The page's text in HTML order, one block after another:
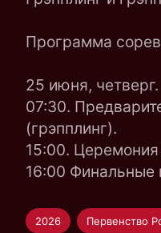
Программа
25 июня, четверг.
07:30.
(грэпплинг).
15:00.
16:00 Финальные
2026